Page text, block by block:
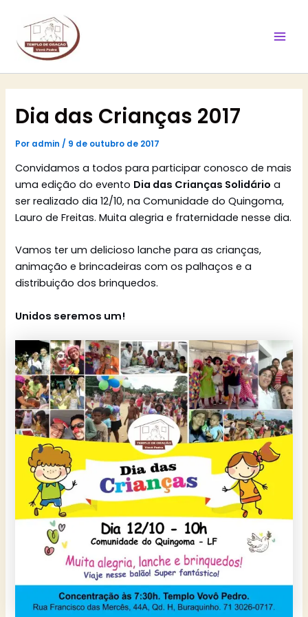
conteúdo
Dia das Crianças 2017
Por admin / 9 de outubro de 2017
Convidamos a todos para participar conosco de mais
uma edição do evento Dia das Crianças Solidário a
ser realizado dia 12/10, na Comunidade do Quingoma,
Lauro de Freitas. Muita alegria e fraternidade nesse dia.
Vamos ter um delicioso lanche para as crianças,
animação e brincadeiras com os palhaços e a
distribuição dos brinquedos.
Unidos seremos um!